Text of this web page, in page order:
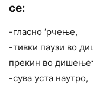
се:
-гласно ‘рчење,
-тивки паузи во
прекин во
-сува уста наутро,